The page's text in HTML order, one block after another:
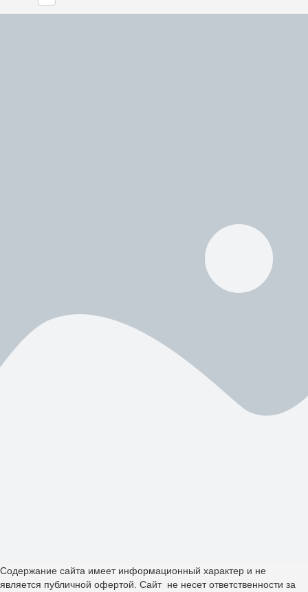
Содержание сайта имеет информационный характер и не
является публичной офертой. Сайт не несет ответственности за